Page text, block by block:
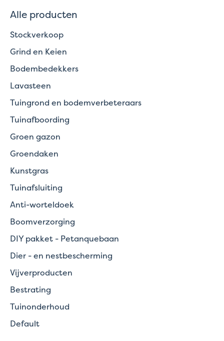
Alle producten
Stockverkoop
Grind en Keien
Bodembedekkers
Lavasteen
Tuingrond en bodemverbeteraars
Tuinafboording
Groen gazon
Groendaken
Kunstgras
Tuinafsluiting
Anti-worteldoek
Boomverzorging
DIY pakket - Petanquebaan
Dier - en nestbescherming
Vijverproducten
Bestrating
Tuinonderhoud
Default